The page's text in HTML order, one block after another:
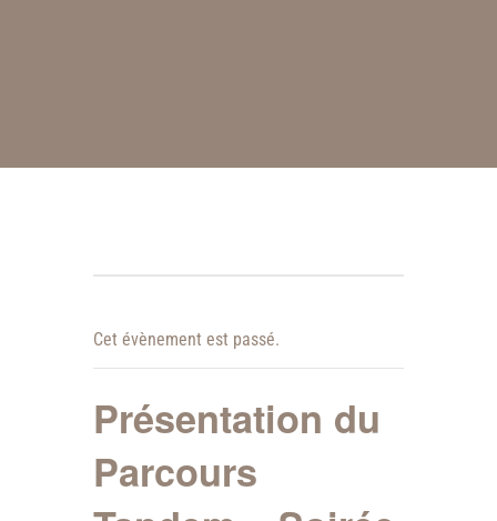
Cet évènement est passé.
Présentation du
Parcours